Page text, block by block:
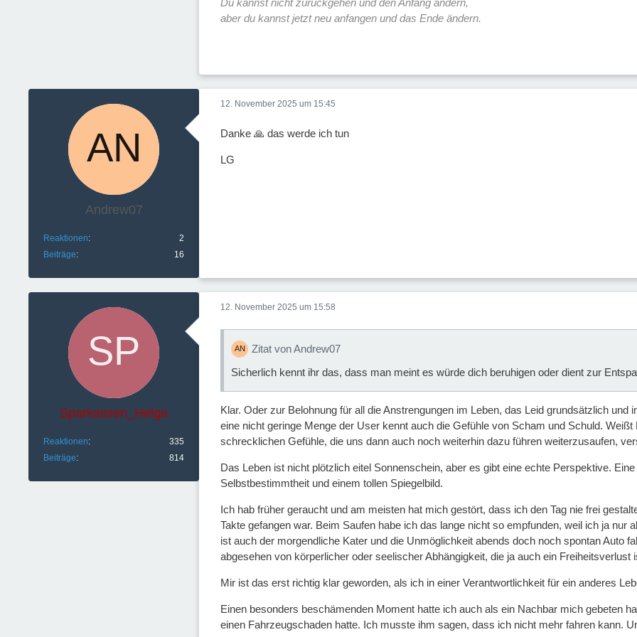
Du kannst nicht zurückgehen und den Anfang ändern,
aber du kannst jetzt neu anfangen und das Ende ändern.
Andrew07
Reaktionen
2
Beiträge
16
12. November 2025 um 15:45
Danke 🙏 das werde ich tun
LG
Sparkassen_Helga
Reaktionen
335
Beiträge
814
12. November 2025 um 15:58
Zitat von Andrew07
Sicherlich kennt ihr das, dass man meint es würde dich beruhigen oder dient zur
Klar. Oder zur Belohnung für all die Anstrengungen im Leben, das Leid grundsätzlich
eine nicht geringe Menge der User kennt auch die Gefühle von Scham und Schuld.
schrecklichen Gefühle, die uns dann auch noch weiterhin dazu führen weiterzusaufen,
Das Leben ist nicht plötzlich eitel Sonnenschein, aber es gibt eine echte Perspektive.
Selbstbestimmtheit und einem tollen Spiegelbild.
Ich hab früher geraucht und am meisten hat mich gestört, dass ich den Tag nie frei
Takte gefangen war. Beim Saufen habe ich das lange nicht so empfunden, weil ich ja
ist auch der morgendliche Kater und die Unmöglichkeit abends doch noch spontan Auto
abgesehen von körperlicher oder seelischer Abhängigkeit, die ja auch ein Freiheitsverlust
Mir ist das erst richtig klar geworden, als ich in einer Verantwortlichkeit für ein anderes
Einen besonders beschämenden Moment hatte ich auch als ein Nachbar mich gebeten
einen Fahrzeugschaden hatte. Ich musste ihm sagen, dass ich nicht mehr fahren kann.